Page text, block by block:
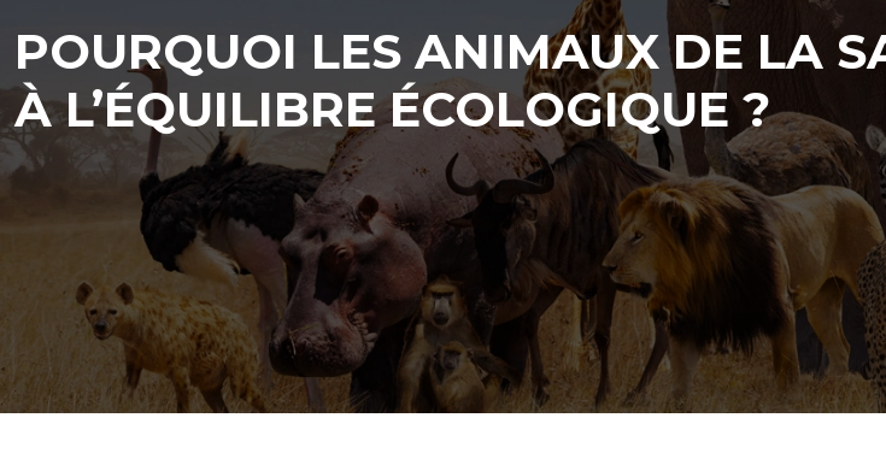
POURQUOI LES ANIMAUX DE LA
À L’ÉQUILIBRE ÉCOLOGIQUE ?